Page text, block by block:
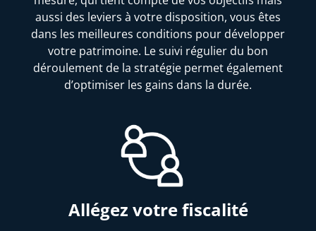
aussi des leviers à votre disposition, vous êtes
dans les meilleures conditions pour développer
votre patrimoine. Le suivi régulier du bon
déroulement de la stratégie permet également
d’optimiser les gains dans la durée.
Allégez votre fiscalité